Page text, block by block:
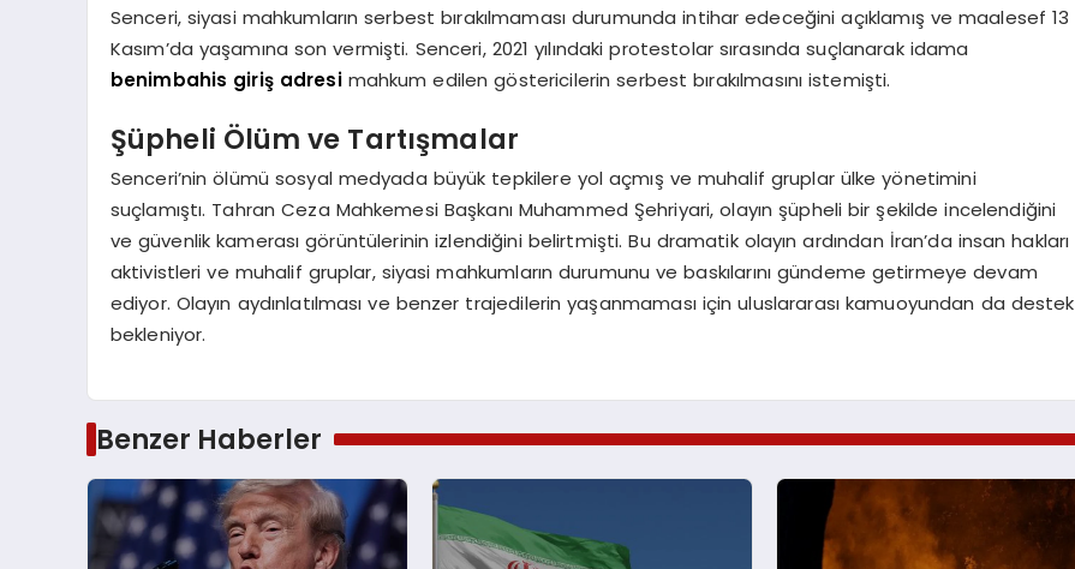
Senceri, siyasi mahkumların serbest bırakılmaması durumunda intihar edeceğini açıklamış ve maalesef 13
Kasım’da yaşamına son vermişti. Senceri, 2021 yılındaki protestolar sırasında suçlanarak idama
benimbahis giriş adresimahkum edilen göstericilerin serbest bırakılmasını istemişti.
Şüpheli Ölüm ve Tartışmalar
Senceri’nin ölümü sosyal medyada büyük tepkilere yol açmış ve muhalif gruplar ülke yönetimini
suçlamıştı. Tahran Ceza Mahkemesi Başkanı Muhammed Şehriyari, olayın şüpheli bir şekilde incelendiğini
ve güvenlik kamerası görüntülerinin izlendiğini belirtmişti. Bu dramatik olayın ardından İran’da insan hakları
aktivistleri ve muhalif gruplar, siyasi mahkumların durumunu ve baskılarını gündeme getirmeye devam
ediyor. Olayın aydınlatılması ve benzer trajedilerin yaşanmaması için uluslararası kamuoyundan da destek
bekleniyor.
Benzer Haberler